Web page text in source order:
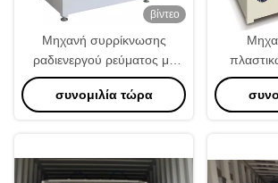
βίντεο
Μηχανή συρρίκνωσης
ραδιενεργού ρεύματος με
πλήρη αυτόματο έλεγχο από
ελεγκτή
συνομιλία τώρα
έλεγχο